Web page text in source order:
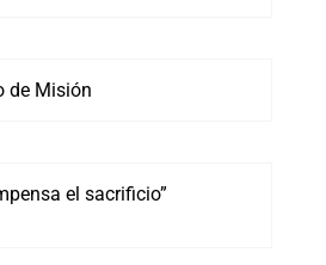
de Misión
el sacrificio”